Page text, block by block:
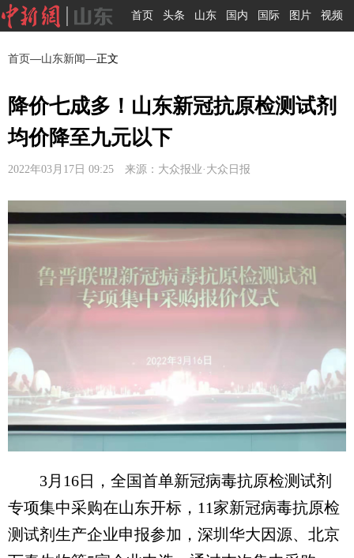
首页 头条 山东 国内 国际 图片 视频
首页—山东新闻—正文
降价七成多！山东新冠抗原检测试剂
均价降至九元以下
2022年03月17日 09:25 来源：大众报业·大众日报
3月16日，全国首单新冠病毒抗原检测试剂
专项集中采购在山东开标，11家新冠病毒抗原检
测试剂生产企业申报参加，深圳华大因源、北京